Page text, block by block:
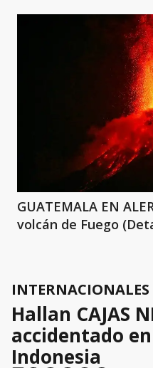
GUATEMALA EN
volcán de Fuego
INTERNACIONALES
Hallan CAJAS
accidentado
Indonesia